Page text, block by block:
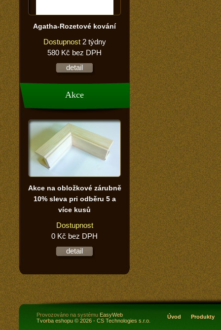
Agatha-Rozetové kování
Dostupnost 2 týdny
580 Kč bez DPH
detail
Akce
Akce na obložkové zárubně
10% sleva pri odběru 5 a
více kusů
Dostupnost
0 Kč bez DPH
detail
Úvod Produkty
Provozováno na systému EasyWeb
Tvorba eshopu © 2026 - CS Technologies s.r.o.